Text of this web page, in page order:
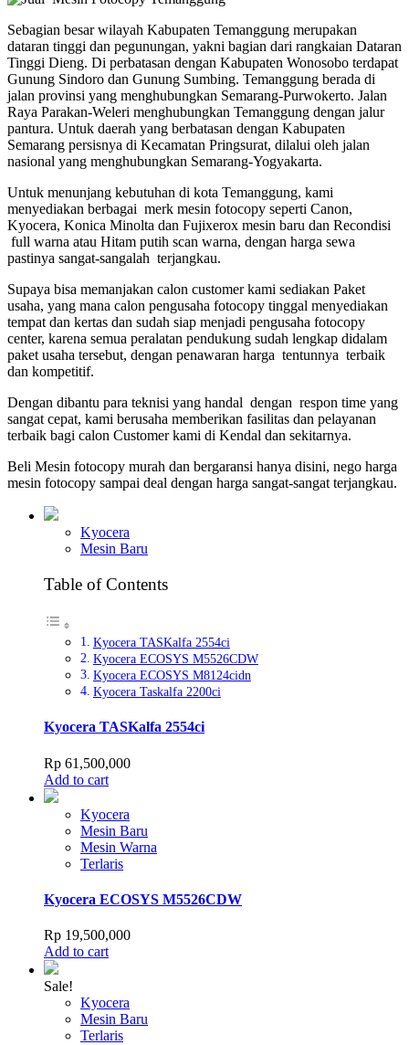
Sebagian besar wilayah Kabupaten Temanggung merupakan
dataran tinggi dan pegunungan, yakni bagian dari rangkaian Dataran
Tinggi Dieng. Di perbatasan dengan Kabupaten Wonosobo terdapat
Gunung Sindoro dan Gunung Sumbing. Temanggung berada di
jalan provinsi yang menghubungkan Semarang-Purwokerto. Jalan
Raya Parakan-Weleri menghubungkan Temanggung dengan jalur
pantura. Untuk daerah yang berbatasan dengan Kabupaten
Semarang persisnya di Kecamatan Pringsurat, dilalui oleh jalan
nasional yang menghubungkan Semarang-Yogyakarta.
Untuk menunjang kebutuhan di kota Temanggung, kami
menyediakan berbagai merk mesin fotocopy seperti Canon,
Kyocera, Konica Minolta dan Fujixerox mesin baru dan Recondisi
full warna atau Hitam putih scan warna, dengan harga sewa
pastinya sangat-sangalah terjangkau.
Supaya bisa memanjakan calon customer kami sediakan Paket
usaha, yang mana calon pengusaha fotocopy tinggal menyediakan
tempat dan kertas dan sudah siap menjadi pengusaha fotocopy
center, karena semua peralatan pendukung sudah lengkap didalam
paket usaha tersebut, dengan penawaran harga tentunnya terbaik
dan kompetitif.
Dengan dibantu para teknisi yang handal dengan respon time yang
sangat cepat, kami berusaha memberikan fasilitas dan pelayanan
terbaik bagi calon Customer kami di Kendal dan sekitarnya.
Beli Mesin fotocopy murah dan bergaransi hanya disini, nego harga
mesin fotocopy sampai deal dengan harga sangat-sangat terjangkau.
Kyocera
Mesin Baru
Table of Contents
Kyocera TASKalfa 2554ci
Kyocera ECOSYS M5526CDW
Kyocera ECOSYS M8124cidn
Kyocera Taskalfa 2200ci
Kyocera TASKalfa 2554ci
Rp 61,500,000
Add to cart
Kyocera
Mesin Baru
Mesin Warna
Terlaris
Kyocera ECOSYS M5526CDW
Rp 19,500,000
Add to cart
Sale!
Kyocera
Mesin Baru
Terlaris